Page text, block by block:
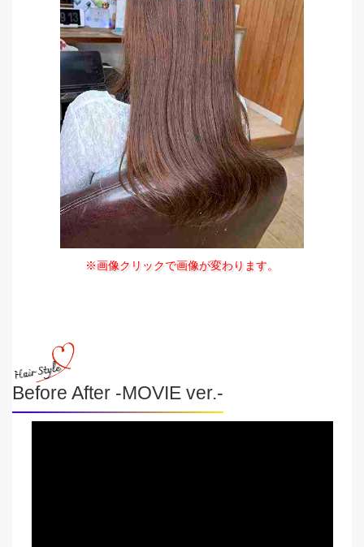
※画像クリックで画像が変わります。
Before After -MOVIE ver.-